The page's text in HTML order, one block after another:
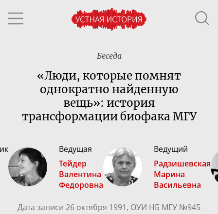
Беседа
«Люди, которые помнят
однократно найденную
вещь»: история
трансформации биофака МГУ
Ведущая
Тейдер
Валентина
Федоровна
Ведущий
Радзишевская
Марина
Васильевна
Дата записи 26 октября 1991, ОУИ НБ МГУ №945